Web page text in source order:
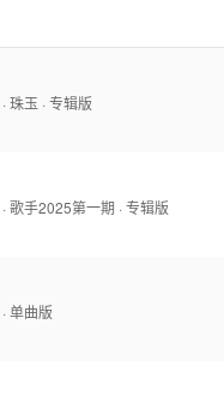
· 珠玉 · 专辑版
· 歌手2025第一期 · 专辑版
· 单曲版